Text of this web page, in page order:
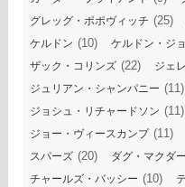
グレッグ・ポポヴィッチ (25)
ケルドン (10) ケルドン・ジ
ザック・コリンズ (22) ジェ
ジュリアン・シャンパニー (11)
ジョシュ・リチャードソン (11)
ジョー・ヴィースカンプ(11)
スパーズ (20) ダグ・マクダ
チャールズ・バッシー (10)